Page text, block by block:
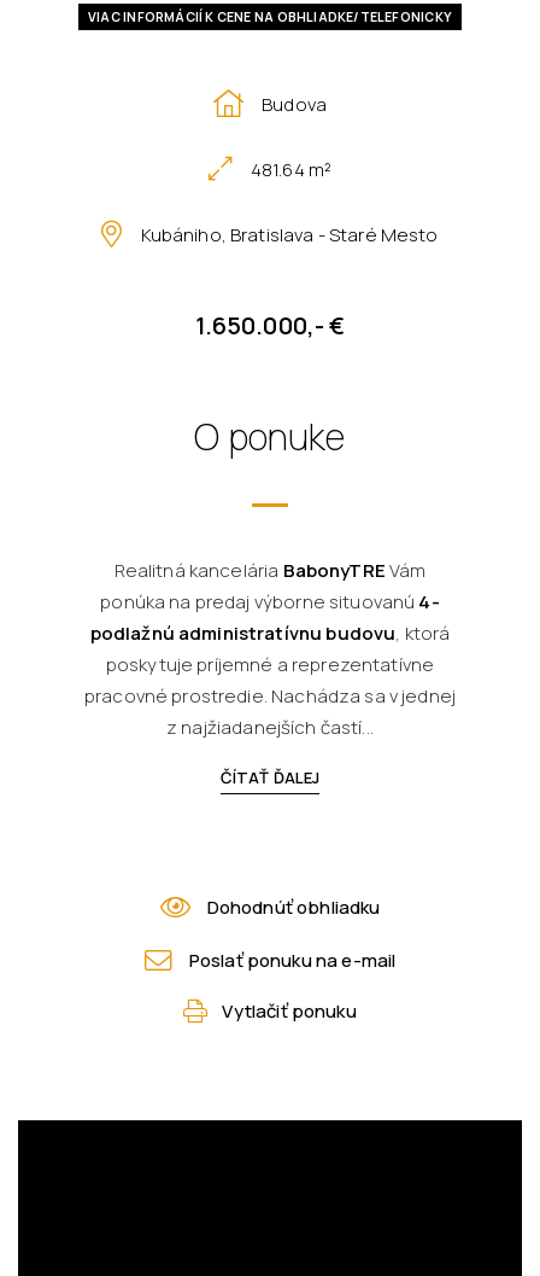
VIAC INFORMÁCIÍ K CENE NA OBHLIADKE/TELEFONICKY
Budova
481.64 m²
Kubániho, Bratislava - Staré Mesto
1.650.000,- €
O ponuke
Realitná kancelária BabonyTREVám
ponúka na predaj výborne situovanú 4-
podlažnú administratívnu budovu, ktorá
poskytuje príjemné a reprezentatívne
pracovné prostredie. Nachádza sa v jednej
z najžiadanejších častí...
ČÍTAŤ ĎALEJ
Dohodnúť obhliadku
Poslať ponuku na e-mail
Vytlačiť ponuku